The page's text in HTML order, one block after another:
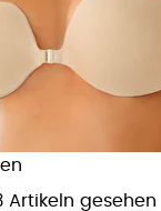
Artikeln gesehen